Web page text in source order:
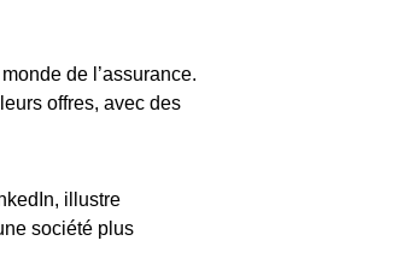
de l’assurance.
offres, avec des
illustre
société plus